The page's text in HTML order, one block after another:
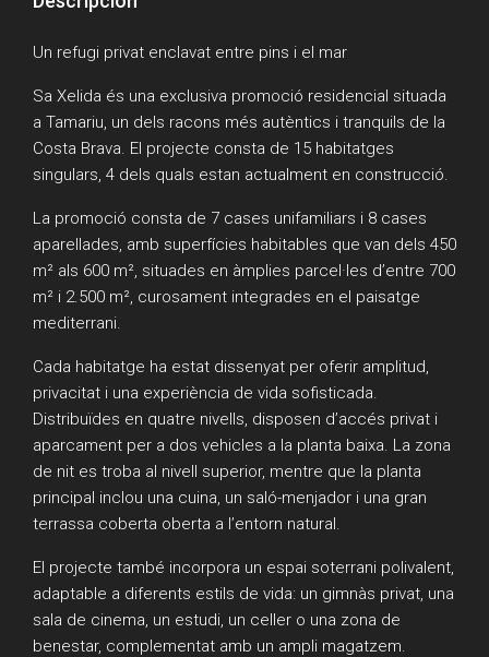
Un refugi privat enclavat entre pins i el mar
Sa Xelida és una exclusiva promoció residencial situada
a Tamariu, un dels racons més autèntics i tranquils de la
Costa Brava. El projecte consta de 15 habitatges
singulars, 4 dels quals estan actualment en construcció.
La promoció consta de 7 cases unifamiliars i 8 cases
aparellades, amb superfícies habitables que van dels 450
m² als 600 m², situades en àmplies parcel·les d’entre 700
m² i 2.500 m², curosament integrades en el paisatge
mediterrani.
Cada habitatge ha estat dissenyat per oferir amplitud,
privacitat i una experiència de vida sofisticada.
Distribuïdes en quatre nivells, disposen d’accés privat i
aparcament per a dos vehicles a la planta baixa. La zona
de nit es troba al nivell superior, mentre que la planta
principal inclou una cuina, un saló-menjador i una gran
terrassa coberta oberta a l’entorn natural.
El projecte també incorpora un espai soterrani polivalent,
adaptable a diferents estils de vida: un gimnàs privat, una
sala de cinema, un estudi, un celler o una zona de
benestar, complementat amb un ampli magatzem.